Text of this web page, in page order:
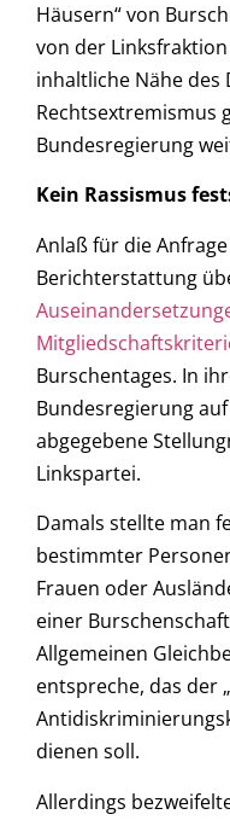
Häusern“ von
von der
inhaltliche Nähe des
Rechtsextremismus
Bundesregierung
Kein Rassismus
Anlaß für die
Berichterstattung
Burschentages. In
Bundesregierung
abgegebene
Linkspartei.
Damals stellte man
bestimmter
Frauen oder
einer
Allgemeinen
entspreche, das der
dienen soll.
Allerdings